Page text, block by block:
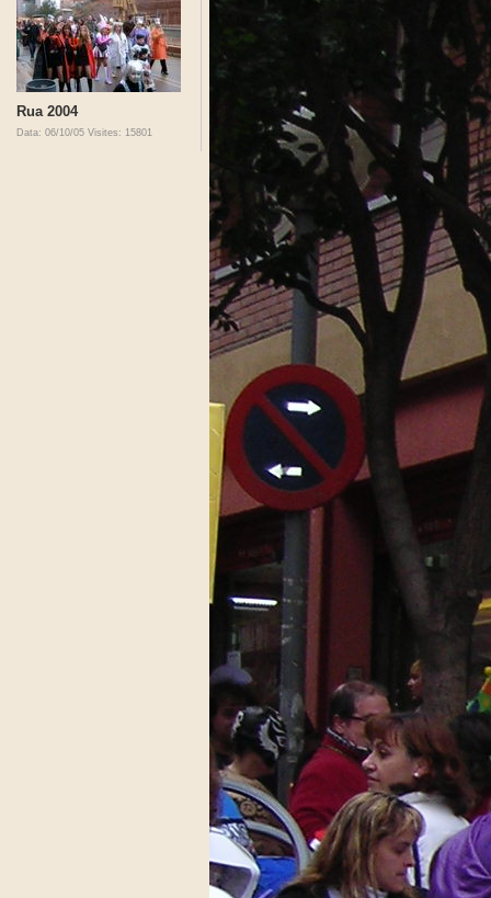
Rua 2004
Data: 06/10/05 Visites: 15801